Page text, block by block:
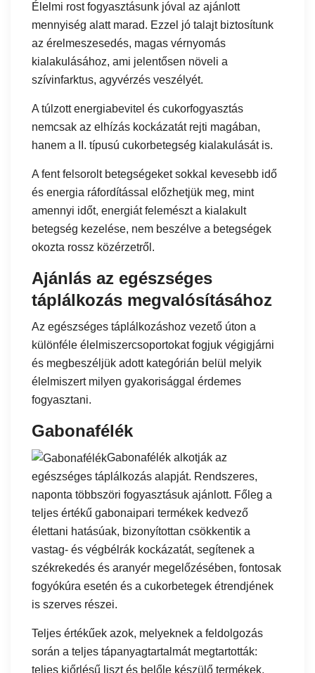
Élelmi rost fogyasztásunk jóval az ajánlott
mennyiség alatt marad. Ezzel jó talajt biztosítunk
az érelmeszesedés, magas vérnyomás
kialakulásához, ami jelentősen növeli a
szívinfarktus, agyvérzés veszélyét.
A túlzott energiabevitel és cukorfogyasztás
nemcsak az elhízás kockázatát rejti magában,
hanem a II. típusú cukorbetegség kialakulását is.
A fent felsorolt betegségeket sokkal kevesebb idő
és energia ráfordítással előzhetjük meg, mint
amennyi időt, energiát felemészt a kialakult
betegség kezelése, nem beszélve a betegségek
okozta rossz közérzetről.
Ajánlás az egészséges
táplálkozás megvalósításához
Az egészséges táplálkozáshoz vezető úton a
különféle élelmiszercsoportokat fogjuk végigjárni
és megbeszéljük adott kategórián belül melyik
élelmiszert milyen gyakorisággal érdemes
fogyasztani.
Gabonafélék
Gabonafélék alkotják az
egészséges táplálkozás alapját. Rendszeres,
naponta többszöri fogyasztásuk ajánlott. Főleg a
teljes értékű gabonaipari termékek kedvező
élettani hatásúak, bizonyítottan csökkentik a
vastag- és végbélrák kockázatát, segítenek a
székrekedés és aranyér megelőzésében, fontosak
fogyókúra esetén és a cukorbetegek étrendjének
is szerves részei.
Teljes értékűek azok, melyeknek a feldolgozás
során a teljes tápanyagtartalmát megtartották:
teljes kiőrlésű liszt és belőle készülő termékek,